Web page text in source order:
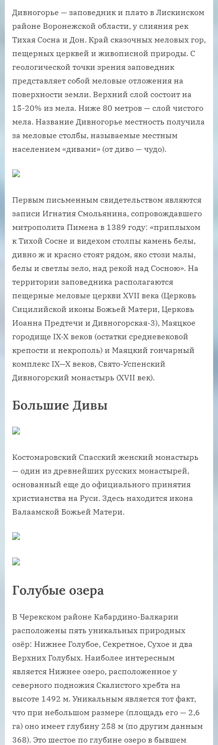
Дивногорье — заповедник и плато в Лискинском
районе Воронежской области, у слияния рек
Тихая Сосна и Дон. Край сказочных меловых гор,
пещерных церквей и живописной природы. С
геологической точки зрения заповедник
представляет собой меловые отложения на
поверхности земли. Верхний слой состоит на
15-20% из мела. Ниже 80 метров — слой чистого
мела. Название Дивногорье местность получила
за меловые столбы, называемые местным
населением «дивами» (от диво — чудо).
Первым письменным свидетельством являются
записи Игнатия Смольянина, сопровождавшего
митрополита Пимена в 1389 году: «приплыхом
к Тихой Сосне и видехом столпы камень белы,
дивно ж и красно стоят рядом, яко стози малы,
белы и светлы зело, над рекой над Сосною». На
территории заповедника располагаются
пещерные меловые церкви XVII века (Церковь
Сицилийской иконы Божьей Матери, Церковь
Иоанна Предтечи и Дивногорская-3), Маяцкое
городище IX-X веков (остатки средневековой
крепости и некрополь) и Маяцкий гончарный
комплекс IX—X веков, Свято-Успенский
Дивногорский монастырь (XVII век).
Большие Дивы
Костомаровский Спасский женский монастырь
— один из древнейших русских монастырей,
основанный еще до официального принятия
христианства на Руси. Здесь находится икона
Валаамской Божьей Матери.
Голубые озера
В Черекском районе Кабардино-Балкарии
расположены пять уникальных природных
озёр: Нижнее Голубое, Секретное, Сухое и два
Верхних Голубых. Наиболее интересным
является Нижнее озеро, расположенное у
северного подножия Скалистого хребта на
высоте 1492 м. Уникальным является тот факт,
что при небольшом размере (площадь его — 2,6
га) оно имеет глубину 258 м (по другим данным
368). Это шестое по глубине озеро в бывшем